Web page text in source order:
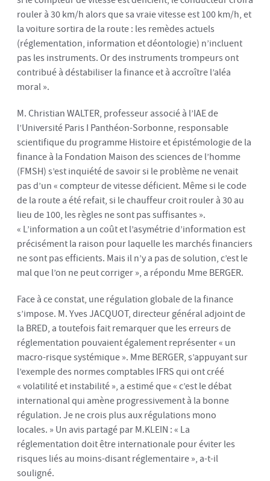
rouler à 30 km/h alors que sa vraie vitesse est 100 km/h, et
la voiture sortira de la route : les remèdes actuels
(réglementation, information et déontologie) n’incluent
pas les instruments. Or des instruments trompeurs ont
contribué à déstabiliser la finance et à accroître l’aléa
moral ».
M. Christian WALTER, professeur associé à l’IAE de
l’Université Paris I Panthéon-Sorbonne, responsable
scientifique du programme Histoire et épistémologie de la
finance à la Fondation Maison des sciences de l’homme
(FMSH) s’est inquiété de savoir si le problème ne venait
pas d’un « compteur de vitesse déficient. Même si le code
de la route a été refait, si le chauffeur croit rouler à 30 au
lieu de 100, les règles ne sont pas suffisantes ».
« L’information a un coût et l’asymétrie d’information est
précisément la raison pour laquelle les marchés financiers
ne sont pas efficients. Mais il n’y a pas de solution, c’est le
mal que l’on ne peut corriger », a répondu Mme BERGER.
Face à ce constat, une régulation globale de la finance
s’impose. M. Yves JACQUOT, directeur général adjoint de
la BRED, a toutefois fait remarquer que les erreurs de
réglementation pouvaient également représenter « un
macro-risque systémique ». Mme BERGER, s’appuyant sur
l’exemple des normes comptables IFRS qui ont créé
« volatilité et instabilité », a estimé que « c’est le débat
international qui amène progressivement à la bonne
régulation. Je ne crois plus aux régulations mono
locales. » Un avis partagé par M.KLEIN : « La
réglementation doit être internationale pour éviter les
risques liés au moins-disant réglementaire », a-t-il
souligné.